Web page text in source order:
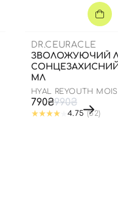
DR.CEURACLE
ЗВОЛОЖУЮЧИЙ
СОНЦЕЗАХИСНИЙ
МЛ
HYAL REYOUTH
50/PA++++
790₴990₴
4.75 (52)